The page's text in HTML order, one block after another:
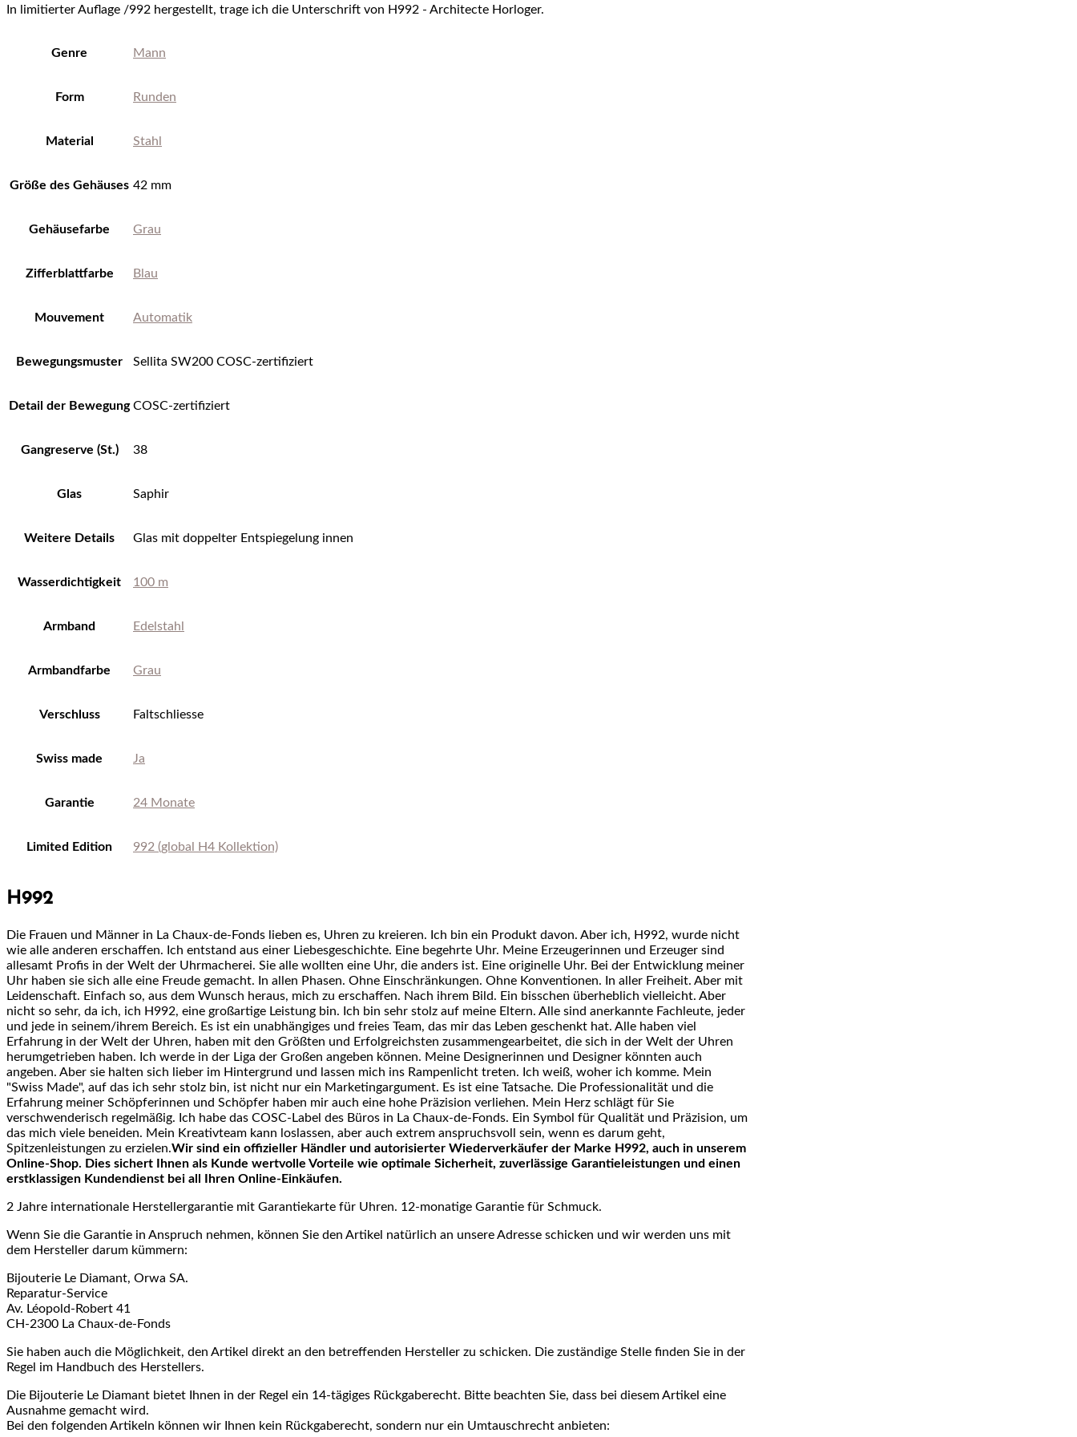
In limitierter Auflage /992 hergestellt, trage ich die Unterschrift von H992 - Architecte Horloger.
Genre Mann
Form Runden
Material Stahl
Größe des Gehäuses 42 mm
Gehäusefarbe Grau
Zifferblattfarbe Blau
Mouvement Automatik
Bewegungsmuster Sellita SW200 COSC-zertifiziert
Detail der Bewegung COSC-zertifiziert
Gangreserve (St.) 38
Glas Saphir
Weitere Details Glas mit doppelter Entspiegelung innen
Wasserdichtigkeit 100 m
Armband Edelstahl
Armbandfarbe Grau
Verschluss Faltschliesse
Swiss made Ja
Garantie 24 Monate
Limited Edition 992 (global H4 Kollektion)
H992
Die Frauen und Männer in La Chaux-de-Fonds lieben es, Uhren zu kreieren. Ich bin ein Produkt davon. Aber ich, H992, wurde nicht
wie alle anderen erschaffen. Ich entstand aus einer Liebesgeschichte. Eine begehrte Uhr. Meine Erzeugerinnen und Erzeuger sind
allesamt Profis in der Welt der Uhrmacherei. Sie alle wollten eine Uhr, die anders ist. Eine originelle Uhr. Bei der Entwicklung meiner
Uhr haben sie sich alle eine Freude gemacht. In allen Phasen. Ohne Einschränkungen. Ohne Konventionen. In aller Freiheit. Aber mit
Leidenschaft. Einfach so, aus dem Wunsch heraus, mich zu erschaffen. Nach ihrem Bild. Ein bisschen überheblich vielleicht. Aber
nicht so sehr, da ich, ich H992, eine großartige Leistung bin. Ich bin sehr stolz auf meine Eltern. Alle sind anerkannte Fachleute, jeder
und jede in seinem/ihrem Bereich. Es ist ein unabhängiges und freies Team, das mir das Leben geschenkt hat. Alle haben viel
Erfahrung in der Welt der Uhren, haben mit den Größten und Erfolgreichsten zusammengearbeitet, die sich in der Welt der Uhren
herumgetrieben haben. Ich werde in der Liga der Großen angeben können. Meine Designerinnen und Designer könnten auch
angeben. Aber sie halten sich lieber im Hintergrund und lassen mich ins Rampenlicht treten. Ich weiß, woher ich komme. Mein
"Swiss Made", auf das ich sehr stolz bin, ist nicht nur ein Marketingargument. Es ist eine Tatsache. Die Professionalität und die
Erfahrung meiner Schöpferinnen und Schöpfer haben mir auch eine hohe Präzision verliehen. Mein Herz schlägt für Sie
verschwenderisch regelmäßig. Ich habe das COSC-Label des Büros in La Chaux-de-Fonds. Ein Symbol für Qualität und Präzision, um
das mich viele beneiden. Mein Kreativteam kann loslassen, aber auch extrem anspruchsvoll sein, wenn es darum geht,
Spitzenleistungen zu erzielen.Wir sind ein offizieller Händler und autorisierter Wiederverkäufer der Marke H992, auch in unserem
Online-Shop. Dies sichert Ihnen als Kunde wertvolle Vorteile wie optimale Sicherheit, zuverlässige Garantieleistungen und einen
erstklassigen Kundendienst bei all Ihren Online-Einkäufen.
2 Jahre internationale Herstellergarantie mit Garantiekarte für Uhren. 12-monatige Garantie für Schmuck.
Wenn Sie die Garantie in Anspruch nehmen, können Sie den Artikel natürlich an unsere Adresse schicken und wir werden uns mit
dem Hersteller darum kümmern:
Bijouterie Le Diamant, Orwa SA.
Reparatur-Service
Av. Léopold-Robert 41
CH-2300 La Chaux-de-Fonds
Sie haben auch die Möglichkeit, den Artikel direkt an den betreffenden Hersteller zu schicken. Die zuständige Stelle finden Sie in der
Regel im Handbuch des Herstellers.
Die Bijouterie Le Diamant bietet Ihnen in der Regel ein 14-tägiges Rückgaberecht. Bitte beachten Sie, dass bei diesem Artikel eine
Ausnahme gemacht wird.
Bei den folgenden Artikeln können wir Ihnen kein Rückgaberecht, sondern nur ein Umtauschrecht anbieten: